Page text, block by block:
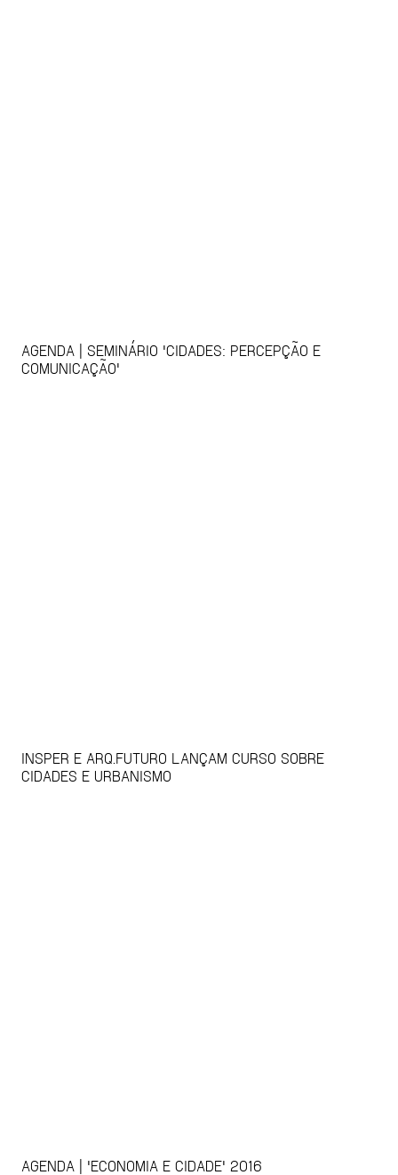
AGENDA | SEMINÁRIO 'CIDADES: PERCEPÇÃO E
COMUNICAÇÃO'
INSPER E ARQ.FUTURO LANÇAM CURSO SOBRE
CIDADES E URBANISMO
AGENDA | 'ECONOMIA E CIDADE' 2016